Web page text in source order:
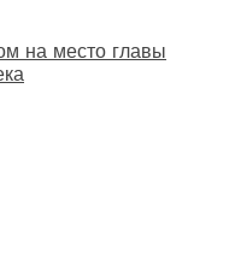
на место главы